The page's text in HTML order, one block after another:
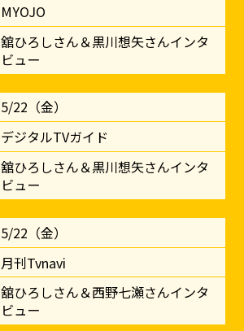
MYOJO
舘ひろしさん＆黒川想矢さんインタ
ビュー
5/22（金）
デジタルTVガイド
舘ひろしさん＆黒川想矢さんインタ
ビュー
5/22（金）
月刊Tvnavi
舘ひろしさん＆西野七瀬さんインタ
ビュー